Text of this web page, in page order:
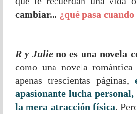
cambiar... ¿qué pasa
R y Julie no es una novela
como una novela
apenas trescientas páginas,
apasionante lucha
la mera atracción física.